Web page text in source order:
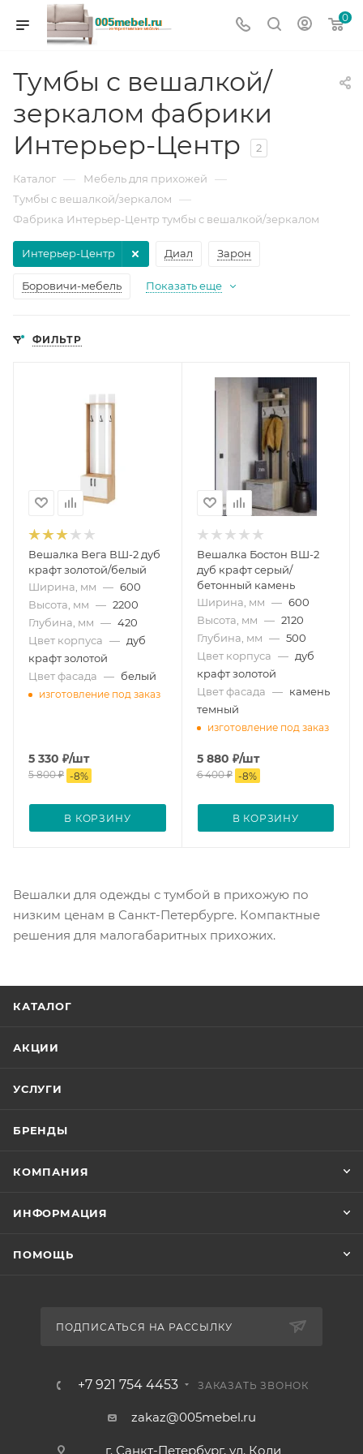
0
Тумбы с вешалкой/
зеркалом фабрики
Интерьер-Центр
2
Каталог — Мебель для прихожей —
Тумбы с вешалкой/зеркалом —
Фабрика Интерьер-Центр тумбы с вешалкой/зеркалом
Диал Зарон
Боровичи-мебель
Интерьер-Центр
Показать еще
ФИЛЬТР
Вешалка Вега ВШ-2 дуб
крафт золотой/белый
Ширина, мм — 600
Высота, мм — 2200
Глубина, мм — 420
Цвет корпуса — дуб
крафт золотой
Цвет фасада — белый
изготовление под заказ
5 330 ₽/шт
5 800₽ -8%
В КОРЗИНУ
Вешалка Бостон ВШ-2
дуб крафт серый/
бетонный камень
Ширина, мм — 600
Высота, мм — 2120
Глубина, мм — 500
Цвет корпуса — дуб
крафт золотой
Цвет фасада — камень
темный
изготовление под заказ
5 880 ₽/шт
6 400₽ -8%
В КОРЗИНУ
Вешалки для одежды с тумбой в прихожую по
низким ценам в Санкт-Петербурге. Компактные
решения для малогабаритных прихожих.
КАТАЛОГ
АКЦИИ
УСЛУГИ
БРЕНДЫ
КОМПАНИЯ
ИНФОРМАЦИЯ
ПОМОЩЬ
ПОДПИСАТЬСЯ НА РАССЫЛКУ
+7 921 754 4453 ЗАКАЗАТЬ ЗВОНОК
zakaz@005mebel.ru
г. Санкт-Петербург, ул. Коли